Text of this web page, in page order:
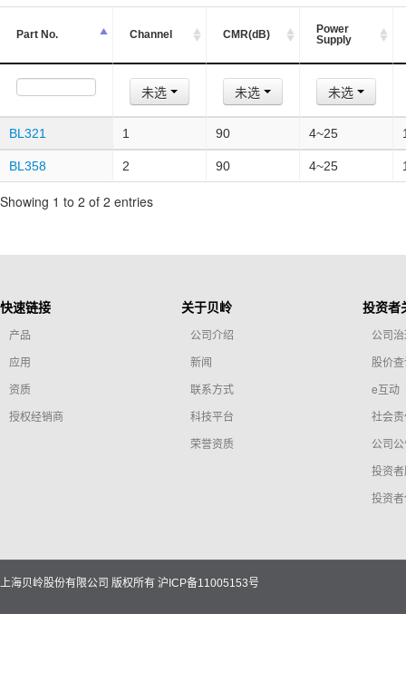
Part No. Channel CMR(dB)
Power
Supply
未选 未选 未选
BL321 1 90 4~25
BL358 2 90 4~25
Showing 1 to 2 of 2 entries
快速链接
产品
应用
资质
授权经销商
关于贝岭
公司介绍
新闻
联系方式
科技平台
荣誉资质
投资者
公司
股价
e互动
社会
公司
投资
投资
上海贝岭股份有限公司 版权所有 沪ICP备11005153号